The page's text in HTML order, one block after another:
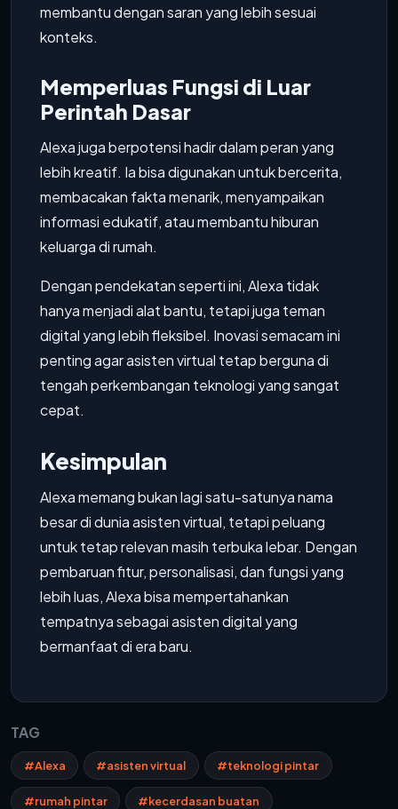
membantu dengan saran yang lebih sesuai
konteks.
Memperluas Fungsi di Luar
Perintah Dasar
Alexa juga berpotensi hadir dalam peran yang
lebih kreatif. Ia bisa digunakan untuk bercerita,
membacakan fakta menarik, menyampaikan
informasi edukatif, atau membantu hiburan
keluarga di rumah.
Dengan pendekatan seperti ini, Alexa tidak
hanya menjadi alat bantu, tetapi juga teman
digital yang lebih fleksibel. Inovasi semacam ini
penting agar asisten virtual tetap berguna di
tengah perkembangan teknologi yang sangat
cepat.
Kesimpulan
Alexa memang bukan lagi satu-satunya nama
besar di dunia asisten virtual, tetapi peluang
untuk tetap relevan masih terbuka lebar. Dengan
pembaruan fitur, personalisasi, dan fungsi yang
lebih luas, Alexa bisa mempertahankan
tempatnya sebagai asisten digital yang
bermanfaat di era baru.
TAG
#Alexa #asisten virtual #teknologi pintar
#rumah pintar #kecerdasan buatan